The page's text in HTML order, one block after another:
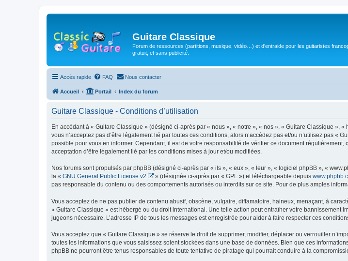
Guitare Classique
Forum de ressources (partitions, musique, vidéo…) et d'entraide pour les guitaristes
gratuit, et sans publicité.
Accès rapide FAQ Nous contacter
Accueil Portail Index du forum
Guitare Classique - Conditions d’utilisation
En accédant à « Guitare Classique » (désigné ci-après par « nous », « notre », « nos », « Guitare Classique »,
vous n’acceptez pas d’être légalement lié par toutes ces conditions, alors n’accédez pas et/ou n’utilisez pas «
possible pour vous en informer. Cependant, il est de votre responsabilité de vérifier ce document
acceptation d’être légalement lié par les conditions mises à jour et/ou modifiées.
Nos forums sont propulsés par phpBB (désigné ci-après par « ils », « eux », « leur », « logiciel phpBB », «
la « GNU General Public License v2 » (désignée ci-après par « GPL ») et téléchargeable depuis
pas responsable du contenu ou des comportements autorisés ou interdits sur ce site. Pour de plus amples
Vous acceptez de ne pas publier de contenu abusif, obscène, vulgaire, diffamatoire, haineux, menaçant, à
« Guitare Classique » est hébergé ou du droit international. Une telle action peut entraîner votre bannissement
jugeons nécessaire. L’adresse IP de tous les messages est enregistrée pour aider à faire respecter ces
Vous acceptez que « Guitare Classique » se réserve le droit de supprimer, modifier, déplacer ou verrouiller
toutes les informations que vous saisissez soient stockées dans une base de données. Bien que ces
phpBB ne pourront être tenus responsables de toute tentative de piratage qui pourrait conduire à la